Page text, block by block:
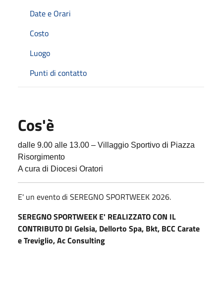
Date e Orari
Costo
Luogo
Punti di contatto
Cos'è
dalle 9.00 alle 13.00 – Villaggio Sportivo di Piazza
Risorgimento
A cura di Diocesi Oratori
E' un evento di SEREGNO SPORTWEEK 2026.
SEREGNO SPORTWEEK E' REALIZZATO CON IL
CONTRIBUTO DI Gelsia, Dellorto Spa, Bkt, BCC Carate
e Treviglio, Ac Consulting